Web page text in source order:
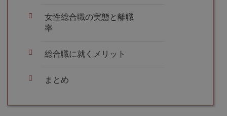
女性総合職の実態と離職
率
総合職に就くメリット
まとめ